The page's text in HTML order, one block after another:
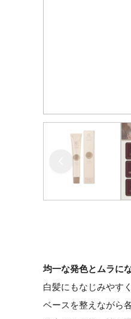
均一な発色とムラに
白髪にもなじみやす
ベースを整えながら